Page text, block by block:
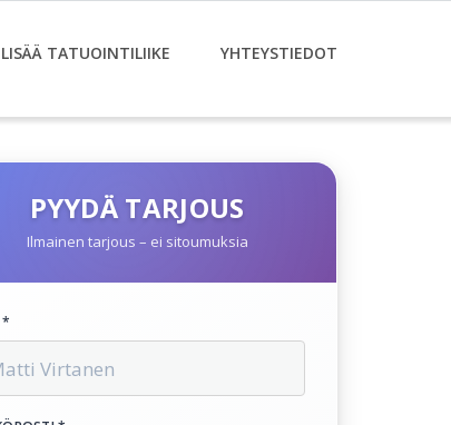
LISÄÄ TATUOINTILIIKE YHTEYSTIEDOT
PYYDÄ TARJOUS
Ilmainen tarjous – ei sitoumuksia
*